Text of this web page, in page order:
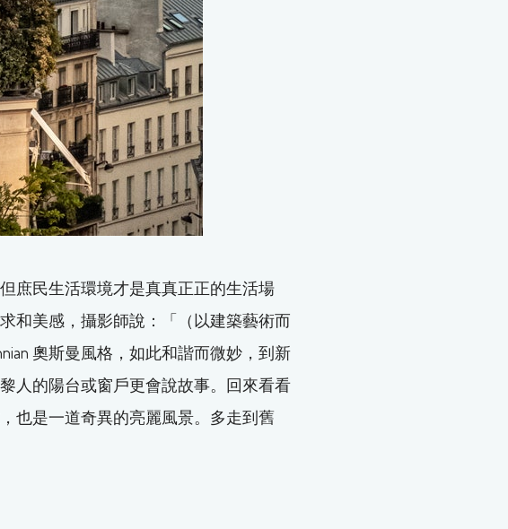
庶民生活環境才是真真正正的生活場
和美感，攝影師說：「（以建築藝術而
奧斯曼風格，如此和諧而微妙，到新
人的陽台或窗戶更會說故事。回來看看
也是一道奇異的亮麗風景。多走到舊